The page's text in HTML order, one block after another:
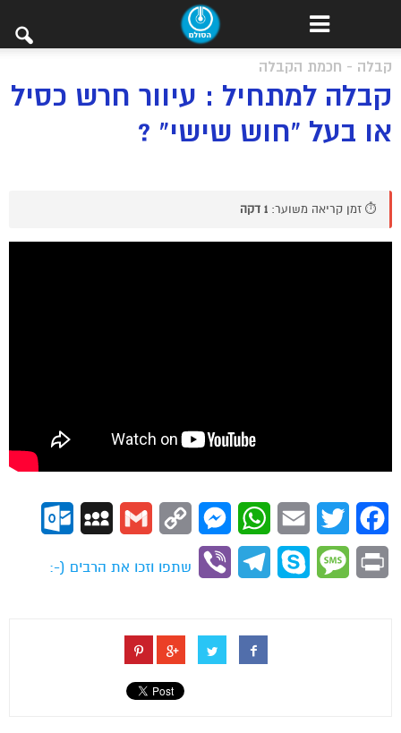
קבלה - חכמת הקבלה
קבלה למתחיל : עיוור חרש כסיל
או בעל “חוש שישי” ?
⏱️ זמן קריאה משוער: 1 דקה
Facebook
Twitter
Email
WhatsApp
Messenger
Copy
Gmail
MySpace
Print
Message
Skype
Telegram
Viber
שתפו וזכו את הרבים (-: